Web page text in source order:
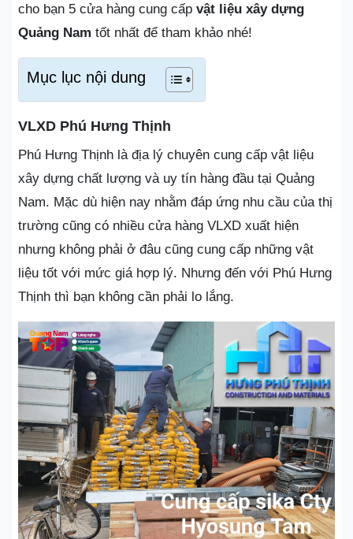
cho bạn 5 cửa hàng cung cấp vật liệu xây dựng
Quảng Nam tốt nhất để tham khảo nhé!
Mục lục nội dung
VLXD Phú Hưng Thịnh
Phú Hưng Thịnh là địa lý chuyên cung cấp vật liệu
xây dựng chất lượng và uy tín hàng đầu tại Quảng
Nam. Mặc dù hiện nay nhằm đáp ứng nhu cầu của thị
trường cũng có nhiều cửa hàng VLXD xuất hiện
nhưng không phải ở đâu cũng cung cấp những vật
liệu tốt với mức giá hợp lý. Nhưng đến với Phú Hưng
Thịnh thì bạn không cần phải lo lắng.